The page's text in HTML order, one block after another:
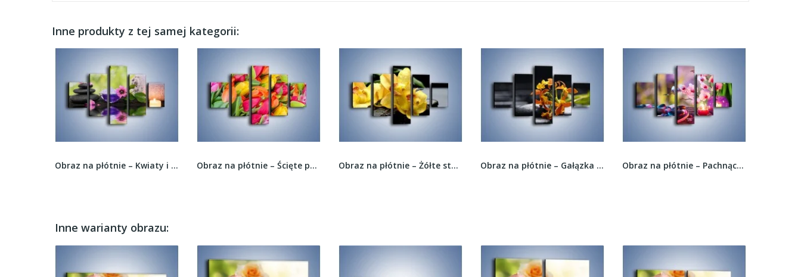
Inne produkty z tej samej kategorii:
Obraz na płótnie – Ścięte pole tulipanów –... Obraz na płótnie – Żółte storczyki na... Obraz na płótnie – Gałązka małych storczyków –... Obraz na płótnie – Pachnące kwiaty i świece –... Obraz na płótnie – Szarość beż i kwiaty –...
Inne warianty obrazu: